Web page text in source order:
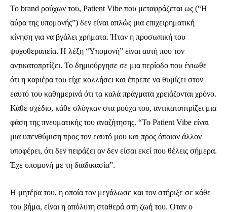
συνδρομητών μας και γίνετε μέρος της
συζήτησης.
Το brand ρούχων του, Patient Vibe που μεταφράζεται ως (“Η
αύρα της υπομονής”) δεν είναι απλώς μια επιχειρηματική
κίνηση για να βγάλει χρήματα. Ήταν η προσωπική του
ψυχοθεραπεία. Η λέξη “Υπομονή” είναι αυτή που τον
αντικατοπρτίζει. Το δημιούργησε σε μια περίοδο που ένιωθε
ότι η καριέρα του είχε κολλήσει και έπρεπε να θυμίζει στον
εαυτό του καθημερινά ότι τα καλά πράγματα χρειάζονται χρόνο.
Κάθε σχέδιο, κάθε σλόγκαν στα ρούχα του, αντικατοπτρίζει μια
φάση της πνευματικής του αναζήτησης. “Το Patient Vibe είναι
μια υπενθύμιση προς τον εαυτό μου και προς όποιον άλλον
υποφέρει, ότι δεν πειράζει αν δεν είσαι εκεί που θέλεις σήμερα.
Έχε υπομονή με τη διαδικασία”.
Η μητέρα του, η οποία τον μεγάλωσε και τον στήριξε σε κάθε
του βήμα, είναι η απόλυτη σταθερά στη ζωή του. Όταν ο